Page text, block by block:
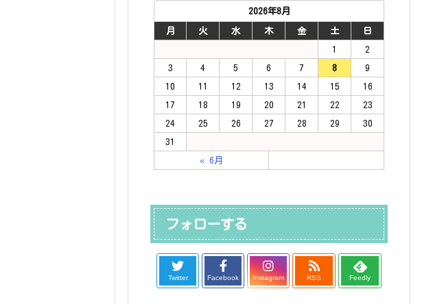
2026年8月
月 火 水 木 金 土
日
1
2
3
4 5 6 7 8
9
10
11 12 13 14 15
16
17
18 19 20 21 22
23
24
25 26 27 28 29
30
31
« 6月
フォローする
Twitter Facebook Instagram RSS Feedly